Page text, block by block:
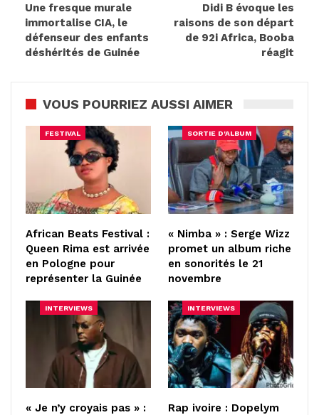
Une fresque murale
immortalise CIA, le
défenseur des enfants
déshérités de Guinée
Didi B évoque les
raisons de son départ
de 92i Africa, Booba
réagit
VOUS POURRIEZ AUSSI AIMER
FESTIVAL
African Beats Festival :
Queen Rima est arrivée
en Pologne pour
représenter la Guinée
SORTIE D'ALBUM
« Nimba » : Serge Wizz
promet un album riche
en sonorités le 21
novembre
INTERVIEWS
« Je n’y croyais pas » :
INTERVIEWS
Rap ivoire : Dopelym